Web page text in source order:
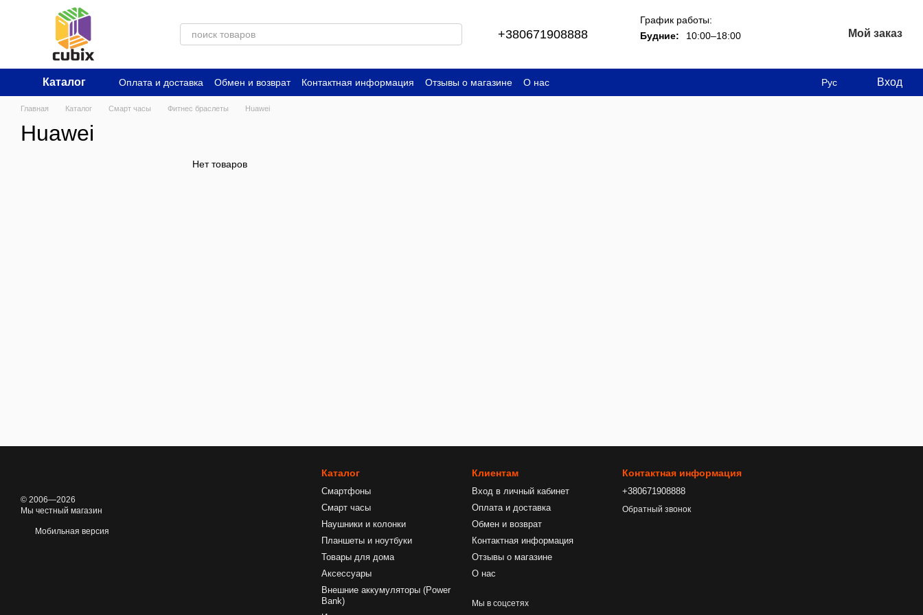
Перейти к основному контенту
+380671908888
График работы:
Будние:
10:00–18:00 Мой заказ
Каталог Оплата и доставка Обмен и возврат Контактная информация Отзывы о магазине О нас Рус Вход
Главная Каталог Смарт часы Фитнес браслеты Huawei
Huawei
Нет товаров
© 2006—2026
Мы честный магазин
Мобильная версия
Каталог
Смартфоны
Смарт часы
Наушники и колонки
Планшеты и ноутбуки
Товары для дома
Аксессуары
Внешние аккумуляторы (Power
Bank)
Клиентам
Вход в личный кабинет
Оплата и доставка
Обмен и возврат
Контактная информация
Отзывы о магазине
О нас
Мы в соцсетях
Контактная информация
+380671908888
Обратный звонок